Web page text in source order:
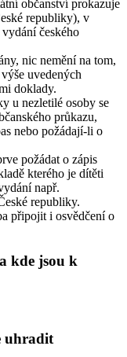
občanství prokazuje
republiky), v
českého
nic nemění na tom,
uvedených
doklady.
u nezletilé osoby se
průkazu,
nebo požádají-li o
požádat o zápis
kterého je dítěti
např.
republiky.
připojit i osvědčení o
kde jsou k
uhradit